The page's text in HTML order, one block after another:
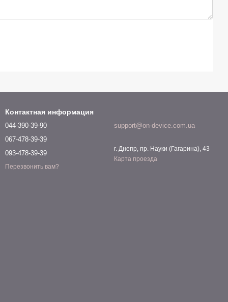
Контактная информация
044-390-39-90
067-478-39-39
093-478-39-39
Перезвонить вам?
support@on-device.com.ua
г. Днепр, пр. Науки (Гагарина), 43
Карта проезда